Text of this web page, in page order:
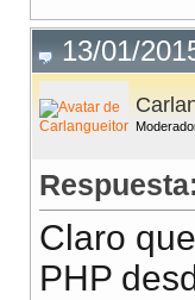
13/01/
Claro
PHP